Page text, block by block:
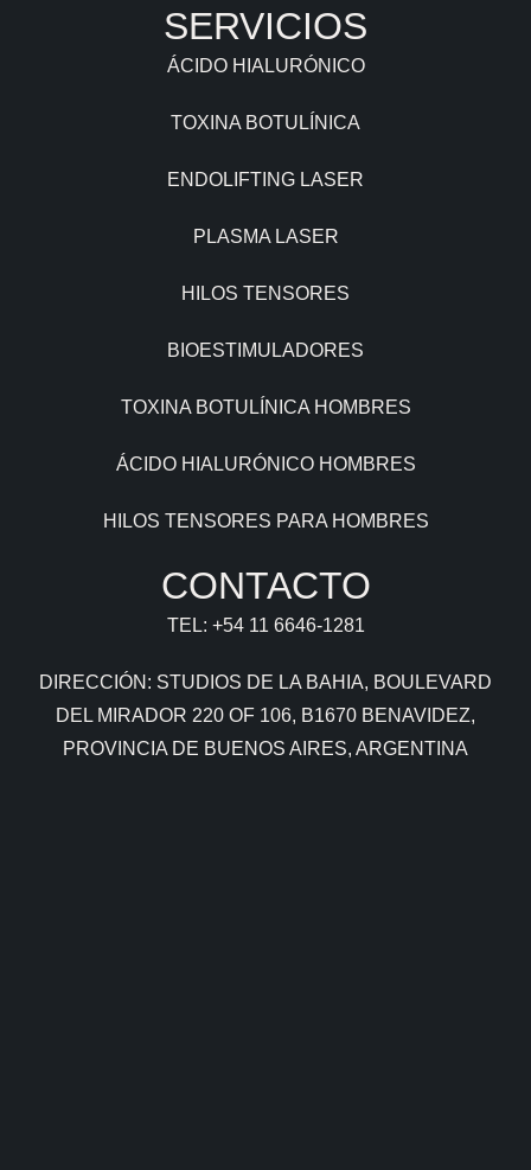
ÁCIDO HIALURÓNICO
TOXINA BOTULÍNICA
ENDOLIFTING LASER
PLASMA LASER
HILOS TENSORES
BIOESTIMULADORES
TOXINA BOTULÍNICA HOMBRES
ÁCIDO HIALURÓNICO HOMBRES
HILOS TENSORES PARA HOMBRES
SERVICIOS
CONTACTO
TEL: +54 11 6646-1281
DIRECCIÓN: STUDIOS DE LA BAHIA, BOULEVARD
DEL MIRADOR 220 OF 106, B1670 BENAVIDEZ,
PROVINCIA DE BUENOS AIRES, ARGENTINA